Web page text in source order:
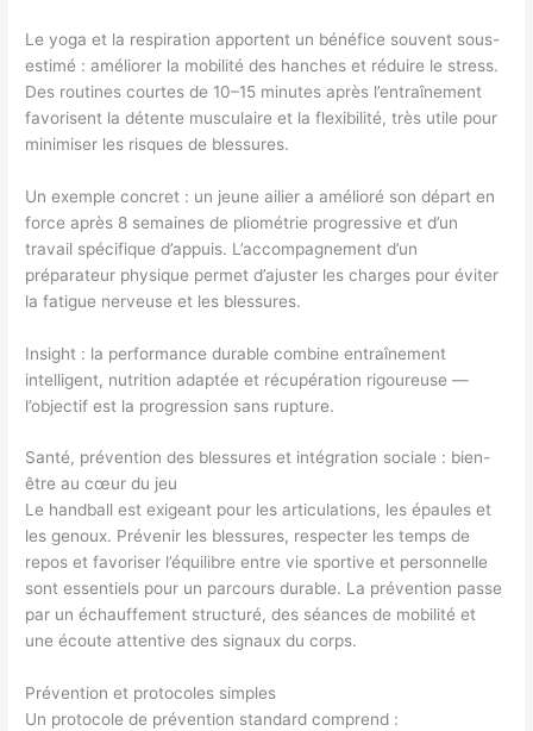
Le yoga et la respiration apportent un bénéfice souvent sous-
estimé : améliorer la mobilité des hanches et réduire le stress.
Des routines courtes de 10–15 minutes après l’entraînement
favorisent la détente musculaire et la flexibilité, très utile pour
minimiser les risques de blessures.
Un exemple concret : un jeune ailier a amélioré son départ en
force après 8 semaines de pliométrie progressive et d’un
travail spécifique d’appuis. L’accompagnement d’un
préparateur physique permet d’ajuster les charges pour éviter
la fatigue nerveuse et les blessures.
Insight : la performance durable combine entraînement
intelligent, nutrition adaptée et récupération rigoureuse —
l’objectif est la progression sans rupture.
Santé, prévention des blessures et intégration sociale : bien-
être au cœur du jeu
Le handball est exigeant pour les articulations, les épaules et
les genoux. Prévenir les blessures, respecter les temps de
repos et favoriser l’équilibre entre vie sportive et personnelle
sont essentiels pour un parcours durable. La prévention passe
par un échauffement structuré, des séances de mobilité et
une écoute attentive des signaux du corps.
Prévention et protocoles simples
Un protocole de prévention standard comprend :